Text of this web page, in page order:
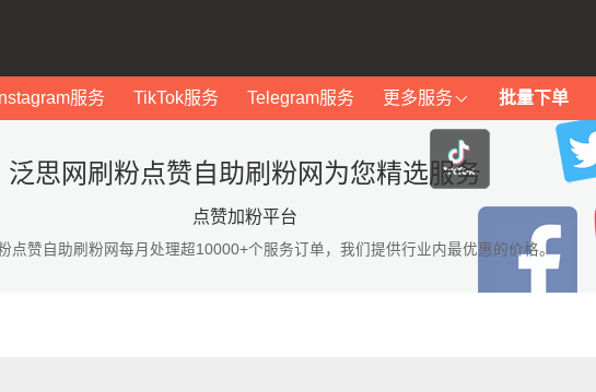
服务 TikTok服务 Telegram服务 更多服务 批量下单
泛思网刷粉点赞自助刷粉网为您精选服务
点赞加粉平台
点赞自助刷粉网每月处理超10000+个服务订单，我们提供行业内最优惠的价格。